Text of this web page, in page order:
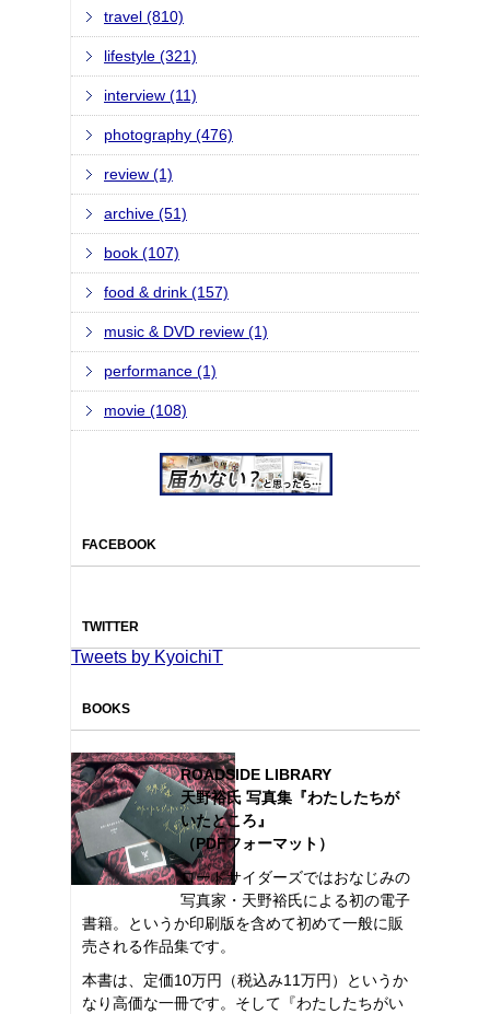
travel (810)
lifestyle (321)
interview (11)
photography (476)
review (1)
archive (51)
book (107)
food & drink (157)
music & DVD review (1)
performance (1)
movie (108)
FACEBOOK
TWITTER
Tweets by KyoichiT
BOOKS
ROADSIDE LIBRARY
天野裕氏 写真集『わたしたちが
いたところ』
（PDFフォーマット）
ロードサイダーズではおなじみの
写真家・天野裕氏による初の電子
書籍。というか印刷版を含めて初めて一般に販
売される作品集です。
本書は、定価10万円（税込み11万円）というか
なり高価な一冊です。そして『わたしたちがい